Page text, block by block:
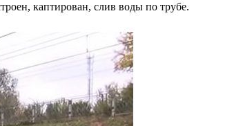
каптирован, слив воды по трубе.